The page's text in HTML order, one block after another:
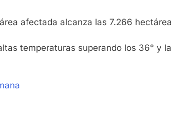
afectada alcanza las 7.266
temperaturas superando los 36° y